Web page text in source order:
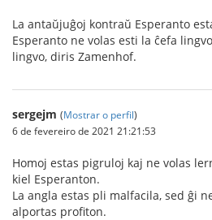
La antaŭjuĝoj kontraŭ Esperanto
Esperanto ne volas esti la ĉefa
lingvo, diris Zamenhof.
sergejm (Mostrar o perfil)
6 de fevereiro de 2021 21:21:53
Homoj estas pigruloj kaj ne volas
kiel Esperanton.
La angla estas pli malfacila, sed ĝi
alportas profiton.